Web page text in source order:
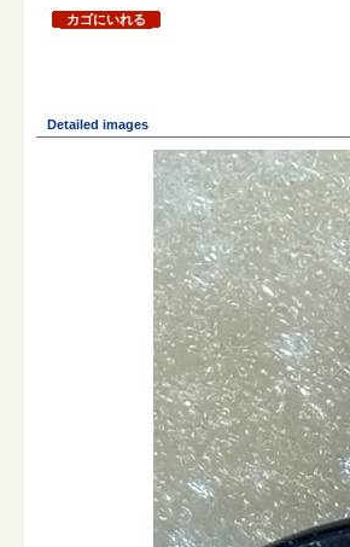
カゴにいれる
Detailed images